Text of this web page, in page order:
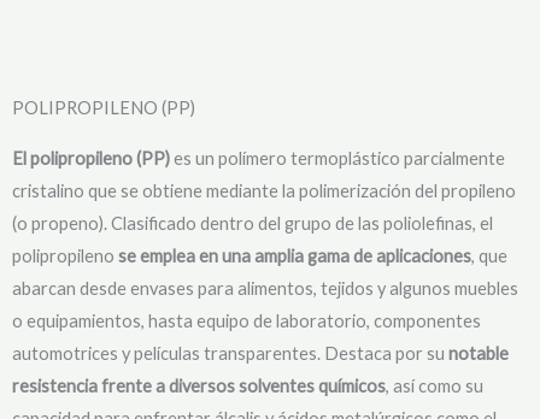
POLIPROPILENO (PP)
El polipropileno (PP)es un polímero termoplástico parcialmente
cristalino que se obtiene mediante la polimerización del propileno
(o propeno). Clasificado dentro del grupo de las poliolefinas, el
polipropileno se emplea en una amplia gama de aplicaciones, que
abarcan desde envases para alimentos, tejidos y algunos muebles
o equipamientos, hasta equipo de laboratorio, componentes
automotrices y películas transparentes. Destaca por su notable
resistencia frente a diversos solventes químicos, así como su